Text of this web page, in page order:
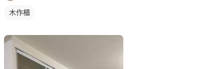
木作櫃